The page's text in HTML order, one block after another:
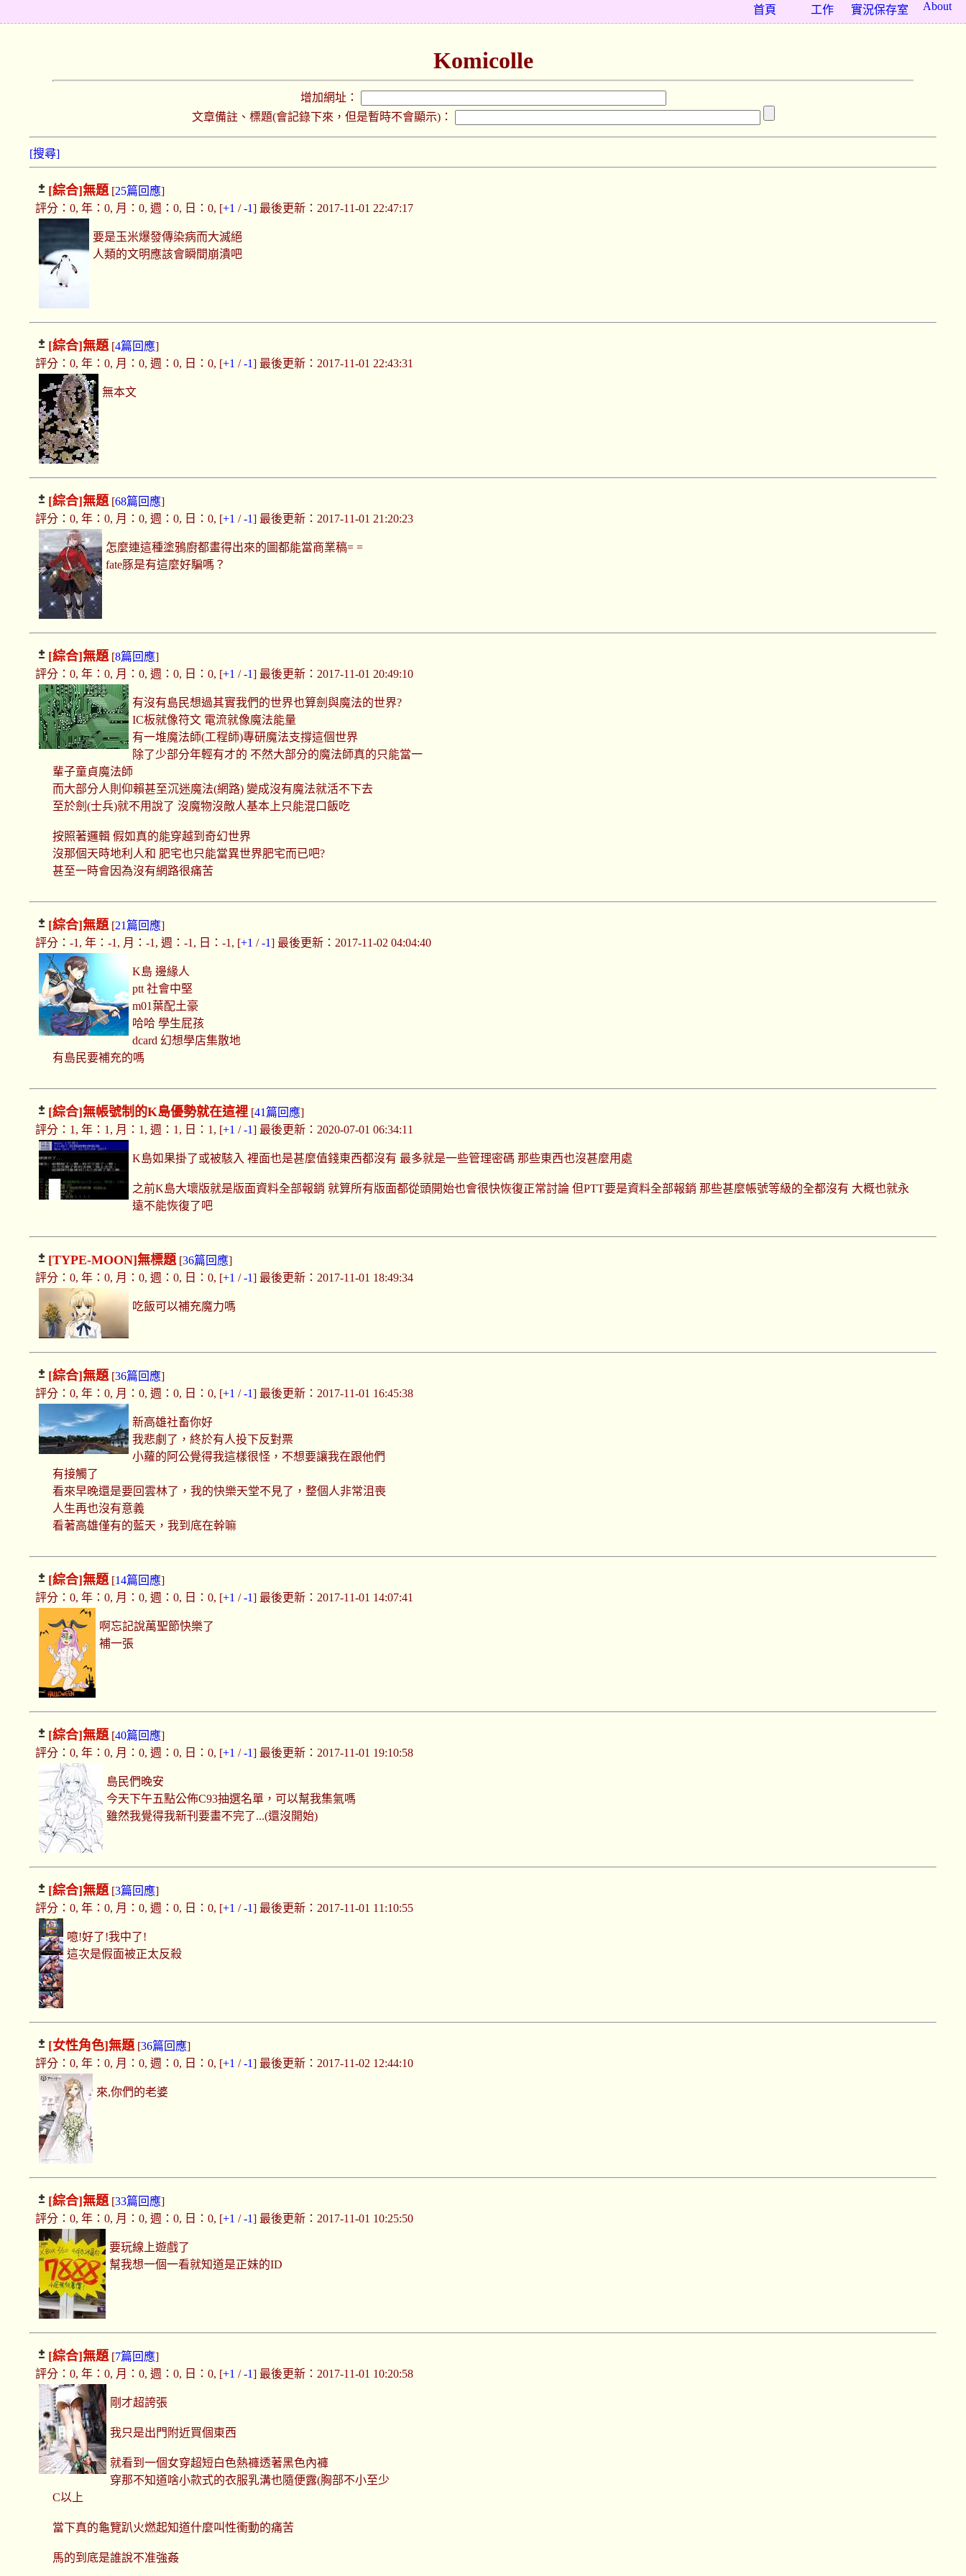
About
實況保存室
工作
首頁
Komicolle
增加網址：
文章備註、標題(會記錄下來，但是暫時不會顯示)：
[搜尋]
[綜合]無題 [25篇回應]
評分：0, 年：0, 月：0, 週：0, 日：0, [+1 /-1] 最後更新：2017-11-01 22:47:17
要是玉米爆發傳染病而大滅絕
人類的文明應該會瞬間崩潰吧
[綜合]無題 [4篇回應]
評分：0, 年：0, 月：0, 週：0, 日：0, [+1 /-1] 最後更新：2017-11-01 22:43:31
無本文
[綜合]無題 [68篇回應]
評分：0, 年：0, 月：0, 週：0, 日：0, [+1 /-1] 最後更新：2017-11-01 21:20:23
怎麼連這種塗鴉廚都畫得出來的圖都能當商業稿= =
fate豚是有這麼好騙嗎？
[綜合]無題 [8篇回應]
評分：0, 年：0, 月：0, 週：0, 日：0, [+1 /-1] 最後更新：2017-11-01 20:49:10
有沒有島民想過其實我們的世界也算劍與魔法的世界?
IC板就像符文 電流就像魔法能量
有一堆魔法師(工程師)專研魔法支撐這個世界
除了少部分年輕有才的 不然大部分的魔法師真的只能當一
輩子童貞魔法師
而大部分人則仰賴甚至沉迷魔法(網路) 變成沒有魔法就活不下去
至於劍(士兵)就不用說了 沒魔物沒敵人基本上只能混口飯吃
按照著邏輯 假如真的能穿越到奇幻世界
沒那個天時地利人和 肥宅也只能當異世界肥宅而已吧?
甚至一時會因為沒有網路很痛苦
[綜合]無題 [21篇回應]
評分：-1, 年：-1, 月：-1, 週：-1, 日：-1, [+1 /-1] 最後更新：2017-11-02 04:04:40
K島 邊緣人
ptt 社會中堅
m01葉配土豪
哈哈 學生屁孩
dcard 幻想學店集散地
有島民要補充的嗎
[綜合]無帳號制的K島優勢就在這裡 [41篇回應]
評分：1, 年：1, 月：1, 週：1, 日：1, [+1 /-1] 最後更新：2020-07-01 06:34:11
K島如果掛了或被駭入 裡面也是甚麼值錢東西都沒有 最多就是一些管理密碼 那些東西也沒甚麼用處
之前K島大壞版就是版面資料全部報銷 就算所有版面都從頭開始也會很快恢復正常討論 但PTT要是資料全部報銷 那些甚麼帳號等級的全都沒有 大概也就永
遠不能恢復了吧
[TYPE-MOON]無標題 [36篇回應]
評分：0, 年：0, 月：0, 週：0, 日：0, [+1 /-1] 最後更新：2017-11-01 18:49:34
吃飯可以補充魔力嗎
[綜合]無題 [36篇回應]
評分：0, 年：0, 月：0, 週：0, 日：0, [+1 /-1] 最後更新：2017-11-01 16:45:38
新高雄社畜你好
我悲劇了，終於有人投下反對票
小蘿的阿公覺得我這樣很怪，不想要讓我在跟他們
有接觸了
看來早晚還是要回雲林了，我的快樂天堂不見了，整個人非常沮喪
人生再也沒有意義
看著高雄僅有的藍天，我到底在幹嘛
[綜合]無題 [14篇回應]
評分：0, 年：0, 月：0, 週：0, 日：0, [+1 /-1] 最後更新：2017-11-01 14:07:41
啊忘記說萬聖節快樂了
補一張
[綜合]無題 [40篇回應]
評分：0, 年：0, 月：0, 週：0, 日：0, [+1 /-1] 最後更新：2017-11-01 19:10:58
島民們晚安
今天下午五點公佈C93抽選名單，可以幫我集氣嗎
雖然我覺得我新刊要畫不完了...(還沒開始)
[綜合]無題 [3篇回應]
評分：0, 年：0, 月：0, 週：0, 日：0, [+1 /-1] 最後更新：2017-11-01 11:10:55
噫!好了!我中了!
這次是假面被正太反殺
[女性角色]無題 [36篇回應]
評分：0, 年：0, 月：0, 週：0, 日：0, [+1 /-1] 最後更新：2017-11-02 12:44:10
來,你們的老婆
[綜合]無題 [33篇回應]
評分：0, 年：0, 月：0, 週：0, 日：0, [+1 /-1] 最後更新：2017-11-01 10:25:50
要玩線上遊戲了
幫我想一個一看就知道是正妹的ID
[綜合]無題 [7篇回應]
評分：0, 年：0, 月：0, 週：0, 日：0, [+1 /-1] 最後更新：2017-11-01 10:20:58
剛才超誇張
我只是出門附近買個東西
就看到一個女穿超短白色熱褲透著黑色內褲
穿那不知道啥小款式的衣服乳溝也隨便露(胸部不小至少
C以上
當下真的龜覽趴火燃起知道什麼叫性衝動的痛苦
馬的到底是誰說不准強姦